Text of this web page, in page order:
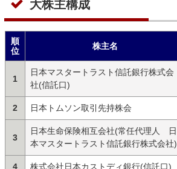
大株主構成
順
位
株主名
1
日本マスタートラスト信託銀行株式会
社(信託口)
2 日本トムソン取引先持株会
3
日本生命保険相互会社(常任代理人 日
本マスタートラスト信託銀行株式会社)
4 株式会社日本カストディ銀行(信託口)